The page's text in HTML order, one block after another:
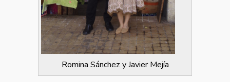
Romina Sánchez y Javier Mejía